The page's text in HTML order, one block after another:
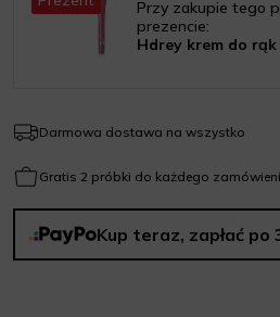
Przy zakupie tego
prezencie:
Hdrey krem do rąk
Darmowa dostawa na wszystko
Gratis 2 próbki do każdego
Kup teraz, zapłać po